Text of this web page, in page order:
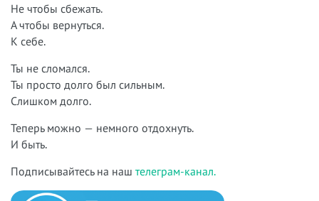
Не чтобы сбежать.
А чтобы вернуться.
К себе.
Ты не сломался.
Ты просто долго был сильным.
Слишком долго.
Теперь можно — немного отдохнуть.
И быть.
Подписывайтесь на наш телеграм-канал.